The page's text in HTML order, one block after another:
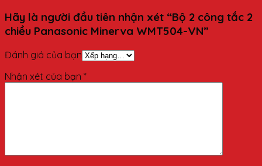
Hãy là người đầu tiên nhận xét “Bộ 2 công tắc 2
chiều Panasonic Minerva WMT504-VN”
Đánh giá của bạn
Nhận xét của bạn *